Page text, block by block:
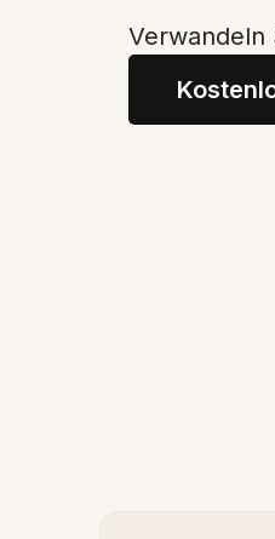
Verwandeln